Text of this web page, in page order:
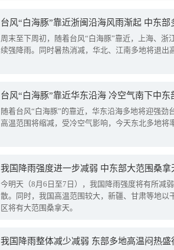
台风“白海豚”靠近浙闽沿海风雨渐起 中东部
周末至下周初，随着台风“白海豚”靠近，上海、浙
续强降雨。同时暑热消减，华北、江南多地将退出
台风“白海豚”靠近华东沿海 冷空气南下中东
随着台风“白海豚”的靠近，华东沿海多地将迎强劲
高温范围将缩减，受冷空气影响，今天东北多地将
今明天（8月6日至7日），我国降雨强度将有所减
散。同时，我国高温范围较大，新疆、甘肃等地以
区将有大范围桑拿天。
我国降雨整体减少减弱 东部多地高温闷热盛